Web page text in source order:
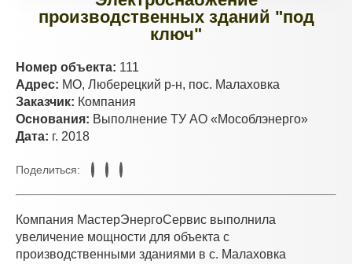
производственных зданий "под
ключ"
Номер объекта: 111
Адрес: МО, Люберецкий р-н, пос. Малаховка
Заказчик: Компания
Основания: Выполнение ТУ АО «Мособлэнерго»
Дата: г. 2018
Поделиться:
Компания МастерЭнергоСервис выполнила
увеличение мощности для объекта с
производственными зданиями в с. Малаховка